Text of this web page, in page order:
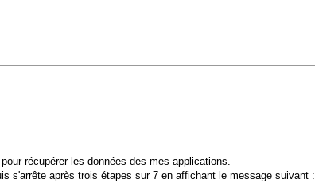
récupérer les données des mes applications.
s'arrête après trois étapes sur 7 en affichant le message suivant :